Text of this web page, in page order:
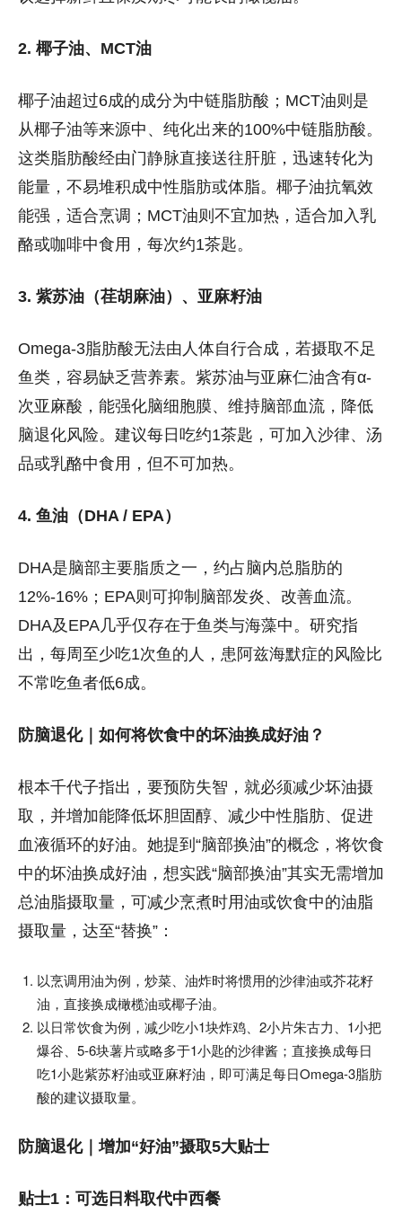
2. 椰子油、MCT油
椰子油超过6成的成分为中链脂肪酸；MCT油则是
从椰子油等来源中、纯化出来的100%中链脂肪酸。
这类脂肪酸经由门静脉直接送往肝脏，迅速转化为
能量，不易堆积成中性脂肪或体脂。椰子油抗氧效
能强，适合烹调；MCT油则不宜加热，适合加入乳
酪或咖啡中食用，每次约1茶匙。
3. 紫苏油（荏胡麻油）、亚麻籽油
Omega-3脂肪酸无法由人体自行合成，若摄取不足
鱼类，容易缺乏营养素。紫苏油与亚麻仁油含有α-
次亚麻酸 ，能强化脑细胞膜、维持脑部血流，降低
脑退化风险。建议每日吃约1茶匙，可加入沙律、汤
品或乳酪中食用，但不可加热。
4. 鱼油（DHA / EPA）
DHA是脑部主要脂质之一，约占脑内总脂肪的
12%-16%；EPA则可抑制脑部发炎、改善血流。
DHA及EPA几乎仅存在于鱼类与海藻中。研究指
出，每周至少吃1次鱼的人，患阿兹海默症的风险比
不常吃鱼者低6成。
防脑退化｜如何将饮食中的坏油换成好油？
根本千代子指出，要预防失智，就必须减少坏油摄
取，并增加能降低坏胆固醇、减少中性脂肪、促进
血液循环的好油。她提到“脑部换油”的概念，将饮食
中的坏油换成好油，想实践“脑部换油”其实无需增加
总油脂摄取量，可减少烹煮时用油或饮食中的油脂
摄取量，达至“替换”：
以烹调用油为例，炒菜、油炸时将惯用的沙律油或芥花籽
油，直接换成橄榄油或椰子油。
以日常饮食为例，减少吃小1块炸鸡、2小片朱古力、1小把
爆谷、5-6块薯片或略多于1小匙的沙律酱；直接换成每日
吃1小匙紫苏籽油或亚麻籽油，即可满足每日Omega-3脂肪
酸的建议摄取量。
防脑退化｜增加“好油”摄取5大贴士
贴士1：可选日料取代中西餐